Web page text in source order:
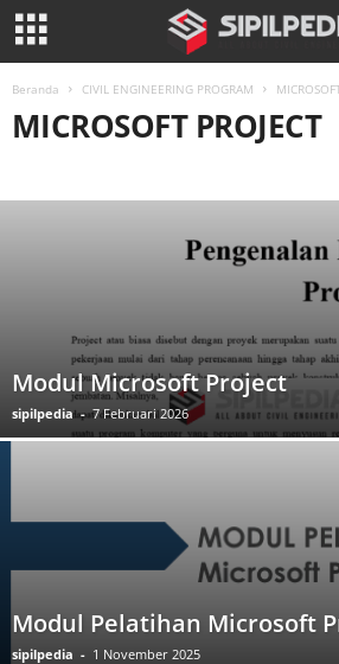
Beranda CIVIL ENGINEERING PROGRAM
MICROSOFT PROJECT
STAADPRO
TEKLA
Modul Microsoft Project
sipilpedia - 7 Februari 2026
Modul Pelatihan Microsoft
sipilpedia - 1 November 2025